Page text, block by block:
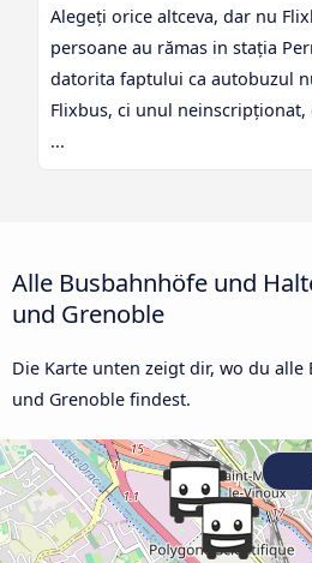
Alegeți orice altceva, dar nu
persoane au rămas in stația
datorita faptului ca autobuzul
Flixbus, ci unul neinscripționat,
...
Alle Busbahnhöfe und
und Grenoble
Die Karte unten zeigt dir, wo du alle
und Grenoble findest.